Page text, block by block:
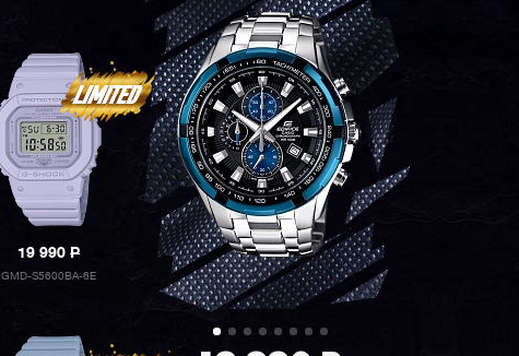
19 990P
GMD-S5600BA-6E